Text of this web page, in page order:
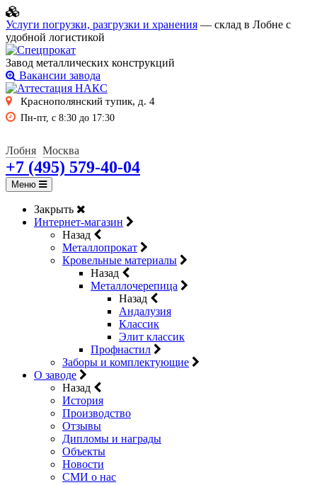
Услуги погрузки, разгрузки и хранения — склад в Лобне с
удобной логистикой
Завод металлических конструкций
Вакансии завода
Краснополянский тупик, д. 4
Пн-пт, с 8:30 до 17:30
Лобня Москва
+7 (495) 579-40-04
Меню
Закрыть
Интернет-магазин
Назад
Металлопрокат
Кровельные материалы
Назад
Металлочерепица
Назад
Андалузия
Классик
Элит классик
Профнастил
Заборы и комплектующие
О заводе
Назад
История
Производство
Отзывы
Дипломы и награды
Объекты
Новости
СМИ о нас